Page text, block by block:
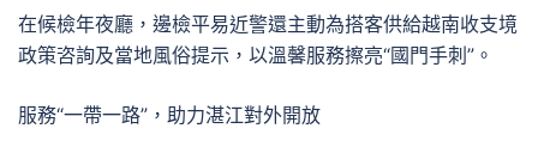
在候檢年夜廳，邊檢平易近警還主動為搭客供給越南收支境
政策咨詢及當地風俗提示，以溫馨服務擦亮“國門手刺”。
服務“一帶一路”，助力湛江對外開放